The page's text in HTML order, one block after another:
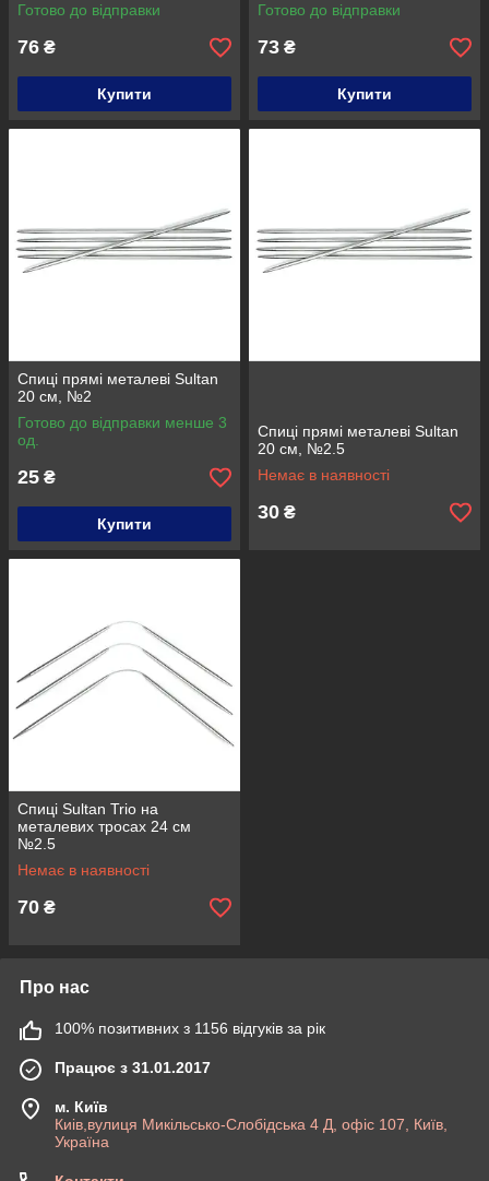
Готово до відправки
76 ₴
Купити
Готово до відправки
73 ₴
Купити
Спиці прямі металеві Sultan
20 см, №2
Готово до відправки менше 3
од.
25 ₴
Купити
Спиці прямі металеві Sultan
20 см, №2.5
Немає в наявності
30 ₴
Спиці Sultan Trio на
металевих тросах 24 см
№2.5
Немає в наявності
70 ₴
Про нас
100% позитивних з 1156 відгуків за рік
Працює з 31.01.2017
м. Київ
Киів,вулиця Микільсько-Слобідська 4 Д, офіс 107, Київ,
Україна